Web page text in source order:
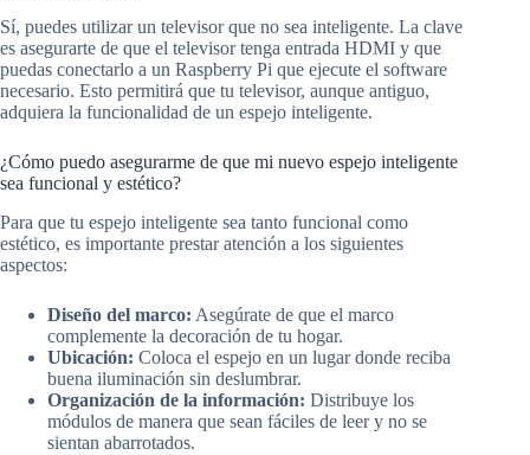
Sí, puedes utilizar un televisor que no sea inteligente. La clave
es asegurarte de que el televisor tenga entrada HDMI y que
puedas conectarlo a un Raspberry Pi que ejecute el software
necesario. Esto permitirá que tu televisor, aunque antiguo,
adquiera la funcionalidad de un espejo inteligente.
¿Cómo puedo asegurarme de que mi nuevo espejo inteligente
sea funcional y estético?
Para que tu espejo inteligente sea tanto funcional como
estético, es importante prestar atención a los siguientes
aspectos:
Diseño del marco: Asegúrate de que el marco
complemente la decoración de tu hogar.
Ubicación: Coloca el espejo en un lugar donde reciba
buena iluminación sin deslumbrar.
Organización de la información: Distribuye los
módulos de manera que sean fáciles de leer y no se
sientan abarrotados.